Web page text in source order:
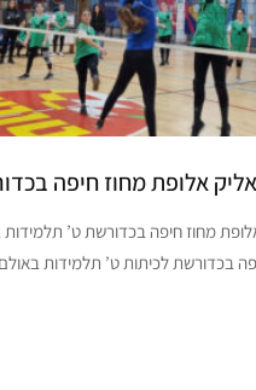
אלופת מחוז חיפה
בכדורשת לכיתות ט’ תלמידות